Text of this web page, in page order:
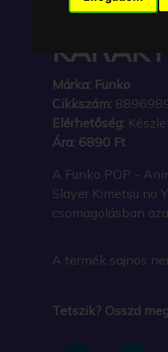
Márka: Funko
Cikkszám:
Elérhetőség:
Ára: 6890 Ft
A Funko POP -
Slayer Kimetsu no
csomagolásban
A termék sajnos
Tetszik? Osszd